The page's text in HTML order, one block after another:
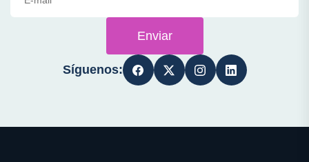
Enviar
Síguenos: